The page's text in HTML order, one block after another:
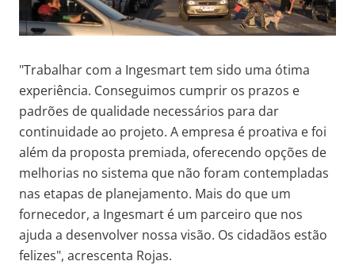
"Trabalhar com a Ingesmart tem sido uma ótima
experiência. Conseguimos cumprir os prazos e
padrões de qualidade necessários para dar
continuidade ao projeto. A empresa é proativa e foi
além da proposta premiada, oferecendo opções de
melhorias no sistema que não foram contempladas
nas etapas de planejamento. Mais do que um
fornecedor, a Ingesmart é um parceiro que nos
ajuda a desenvolver nossa visão. Os cidadãos estão
felizes", acrescenta Rojas.